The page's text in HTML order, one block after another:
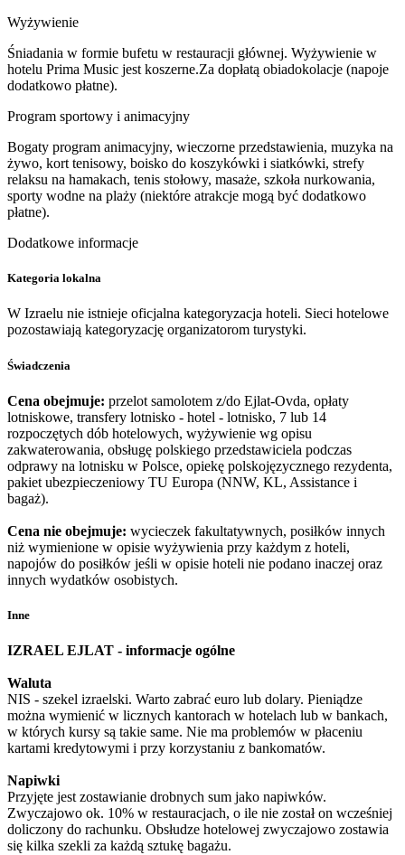
Wyżywienie
Śniadania w formie bufetu w restauracji głównej. Wyżywienie w
hotelu Prima Music jest koszerne.Za dopłatą obiadokolacje (napoje
dodatkowo płatne).
Program sportowy i animacyjny
Bogaty program animacyjny, wieczorne przedstawienia, muzyka na
żywo, kort tenisowy, boisko do koszykówki i siatkówki, strefy
relaksu na hamakach, tenis stołowy, masaże, szkoła nurkowania,
sporty wodne na plaży (niektóre atrakcje mogą być dodatkowo
płatne).
Dodatkowe informacje
Kategoria lokalna
W Izraelu nie istnieje oficjalna kategoryzacja hoteli. Sieci hotelowe
pozostawiają kategoryzację organizatorom turystyki.
Świadczenia
Cena obejmuje: przelot samolotem z/do Ejlat-Ovda, opłaty
lotniskowe, transfery lotnisko - hotel - lotnisko, 7 lub 14
rozpoczętych dób hotelowych, wyżywienie wg opisu
zakwaterowania, obsługę polskiego przedstawiciela podczas
odprawy na lotnisku w Polsce, opiekę polskojęzycznego rezydenta,
pakiet ubezpieczeniowy TU Europa (NNW, KL, Assistance i
bagaż).
Cena nie obejmuje: wycieczek fakultatywnych, posiłków innych
niż wymienione w opisie wyżywienia przy każdym z hoteli,
napojów do posiłków jeśli w opisie hoteli nie podano inaczej oraz
innych wydatków osobistych.
Inne
IZRAEL EJLAT - informacje ogólne
Waluta
NIS - szekel izraelski. Warto zabrać euro lub dolary. Pieniądze
można wymienić w licznych kantorach w hotelach lub w bankach,
w których kursy są takie same. Nie ma problemów w płaceniu
kartami kredytowymi i przy korzystaniu z bankomatów.
Napiwki
Przyjęte jest zostawianie drobnych sum jako napiwków.
Zwyczajowo ok. 10% w restauracjach, o ile nie został on wcześniej
doliczony do rachunku. Obsłudze hotelowej zwyczajowo zostawia
się kilka szekli za każdą sztukę bagażu.